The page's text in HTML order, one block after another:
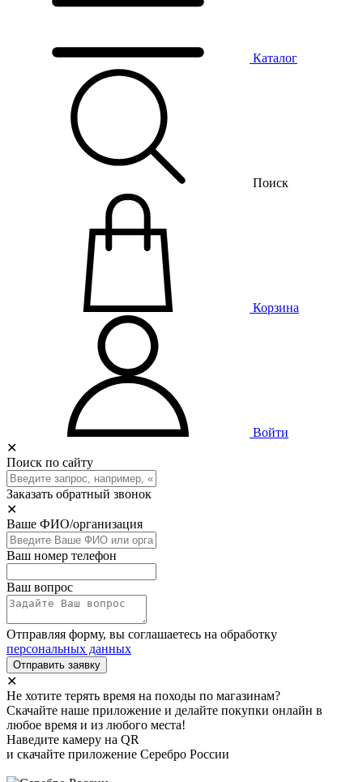
Каталог
Поиск
Корзина
Войти
✕
Поиск по сайту
Заказать обратный звонок
✕
Ваше ФИО/организация
Ваш номер телефон
Ваш вопрос
Отправляя форму, вы соглашаетесь на обработку
персональных данных
Отправить заявку
✕
Не хотите терять время на походы по магазинам?
Скачайте наше приложение и делайте покупки онлайн в
любое время и из любого места!
Наведите камеру на QR
и скачайте приложение Серебро России